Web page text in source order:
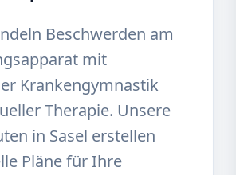
Beschwerden am
mit
Krankengymnastik
Therapie. Unsere
in Sasel erstellen
Pläne für Ihre